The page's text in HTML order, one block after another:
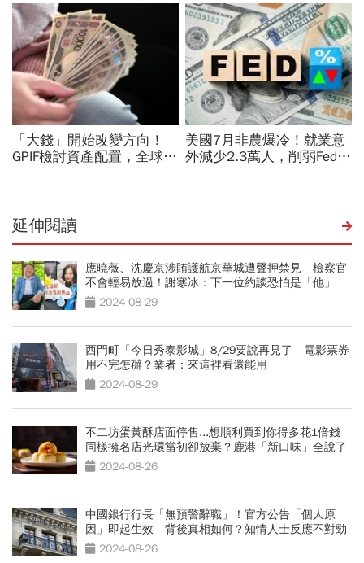
延伸閱讀
應曉薇、沈慶京涉賄護航京華城遭聲押禁見 檢察官
不會輕易放過！謝寒冰：下一位約談恐怕是「他」
2024-08-29
西門町「今日秀泰影城」8/29要說再見了 電影票券
用不完怎辦？業者：來這裡看還能用
2024-08-29
不二坊蛋黃酥店面停售...想順利買到你得多花1倍錢
同樣擁名店光環當初卻放棄？鹿港「新口味」全說了
2024-08-26
中國銀行行長「無預警辭職」！官方公告「個人原
因」即起生效 背後真相如何？知情人士反應不對勁
2024-08-26